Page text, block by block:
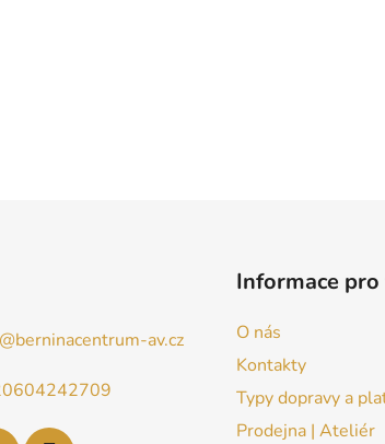
berninacentrum-av.cz
Informace pro
O nás
Kontakty
Typy dopravy a
Prodejna | Ateliér